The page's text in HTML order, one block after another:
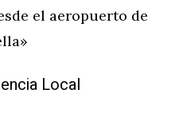
el aeropuerto de
Local